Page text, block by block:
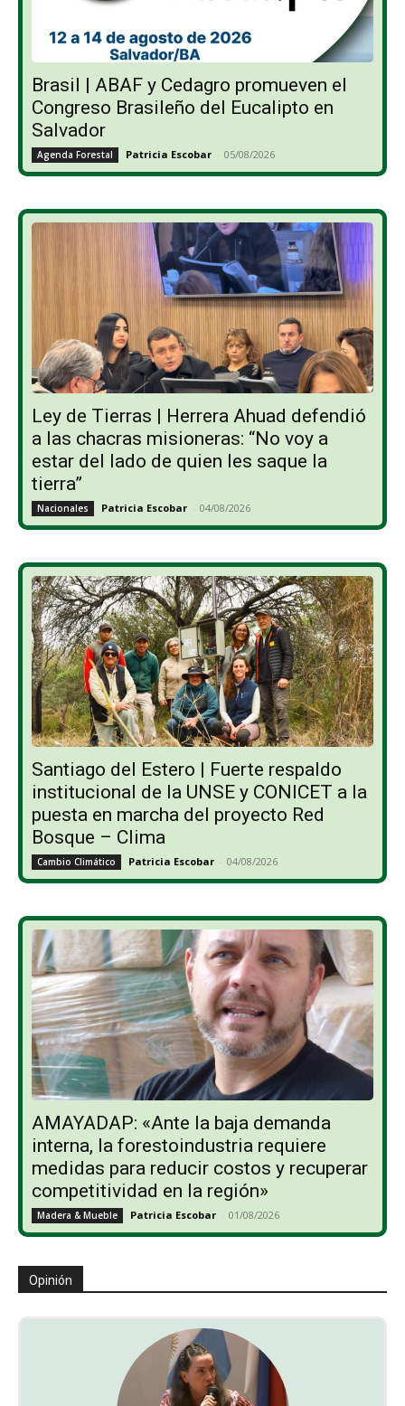
Brasil | ABAF y Cedagro promueven el
Congreso Brasileño del Eucalipto en
Salvador
Agenda Forestal Patricia Escobar - 05/08/2026
Ley de Tierras | Herrera Ahuad defendió
a las chacras misioneras: “No voy a
estar del lado de quien les saque la
tierra”
Nacionales Patricia Escobar - 04/08/2026
Santiago del Estero | Fuerte respaldo
institucional de la UNSE y CONICET a la
puesta en marcha del proyecto Red
Bosque – Clima
Cambio Climático Patricia Escobar - 04/08/2026
AMAYADAP: «Ante la baja demanda
interna, la forestoindustria requiere
medidas para reducir costos y recuperar
competitividad en la región»
Madera & Mueble Patricia Escobar - 01/08/2026
Opinión